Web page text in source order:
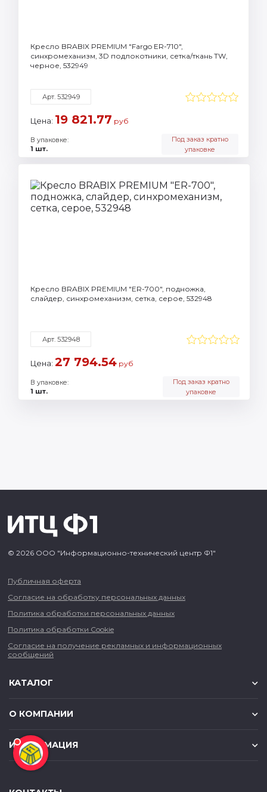
Кресло BRABIX PREMIUM "Fargo ER-710",
синхромеханизм, 3D подлокотники, сетка/ткань TW,
черное, 532949
Арт. 532949
Цена: 19 821.77 руб
В упаковке:
1 шт.
Под заказ кратно
упаковке
Кресло BRABIX PREMIUM "ER-700", подножка,
слайдер, синхромеханизм, сетка, серое, 532948
Арт. 532948
Цена: 27 794.54 руб
В упаковке:
1 шт.
Под заказ кратно
упаковке
© 2026 ООО "Информационно-технический центр Ф1"
Публичная оферта
Согласие на обработку персональных данных
Политика обработки персональных данных
Политика обработки Cookie
Согласие на получение рекламных и информационных
сообщений
КАТАЛОГ
О КОМПАНИИ
ИНФОРМАЦИЯ